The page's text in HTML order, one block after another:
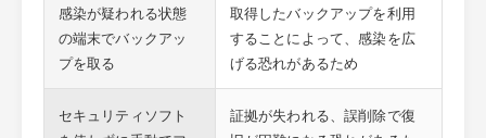
感染が疑われる状態
の端末でバックアッ
プを取る
取得したバックアップを利用
することによって、感染を広
げる恐れがあるため
セキュリティソフト
証拠が失われる、誤削除で復